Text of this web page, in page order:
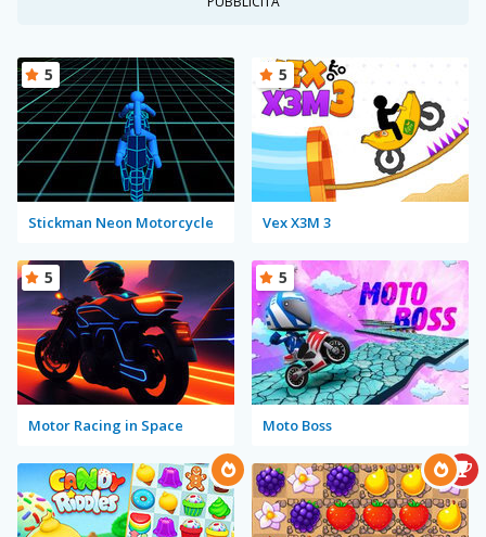
Stickman Neon Motorcycle
5
Vex X3M 3
5
Motor Racing in Space
5
Moto Boss
5